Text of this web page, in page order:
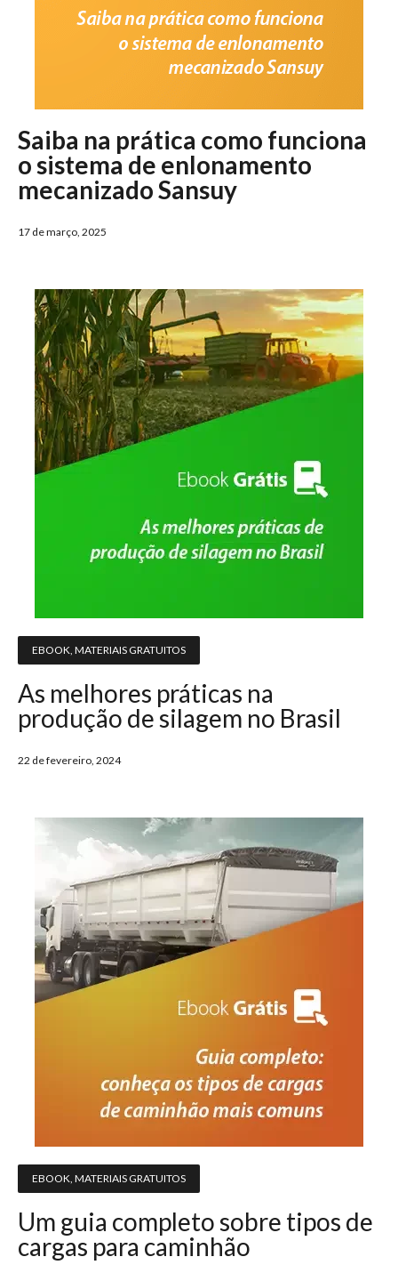
Saiba na prática como funciona
o sistema de enlonamento
mecanizado Sansuy
17 de março, 2025
EBOOK, MATERIAIS GRATUITOS
As melhores práticas na
produção de silagem no Brasil
22 de fevereiro, 2024
EBOOK, MATERIAIS GRATUITOS
Um guia completo sobre tipos de
cargas para caminhão